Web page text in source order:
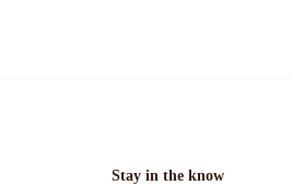
Stay in the know